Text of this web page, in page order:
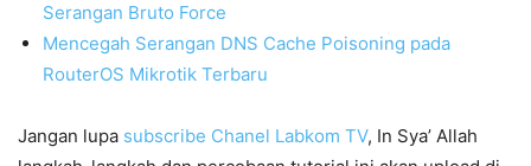
Serangan Bruto Force
Mencegah Serangan DNS Cache Poisoning pada
RouterOS Mikrotik Terbaru
Jangan lupa subscribe Chanel Labkom TV, In Sya’ Allah